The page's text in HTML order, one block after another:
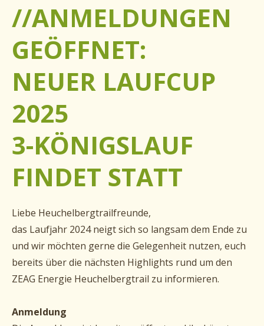
//ANMELDUNGEN
GEÖFFNET:
NEUER LAUFCUP
2025
3-KÖNIGSLAUF
FINDET STATT
Liebe Heuchelbergtrailfreunde,
das Laufjahr 2024 neigt sich so langsam dem Ende zu
und wir möchten gerne die Gelegenheit nutzen, euch
bereits über die nächsten Highlights rund um den
ZEAG Energie Heuchelbergtrail zu informieren.
Anmeldung